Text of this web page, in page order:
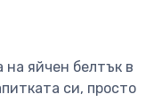
на яйчен белтък в
си, просто